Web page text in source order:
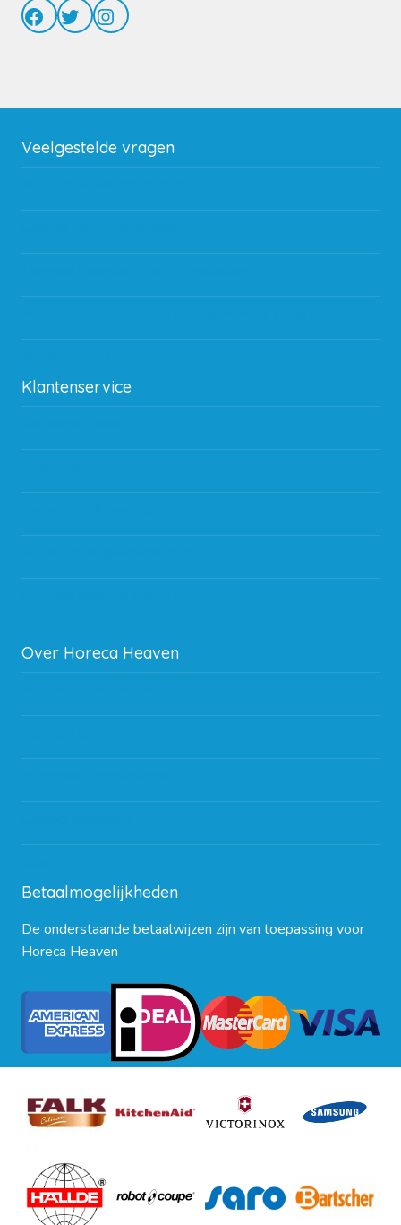
Facebook
TwitterInstagram
Veelgestelde vragen
Klantenservice
Over Horeca Heaven
Betaalmogelijkheden
De onderstaande betaalwijzen zijn van toepassing voor
Horeca Heaven